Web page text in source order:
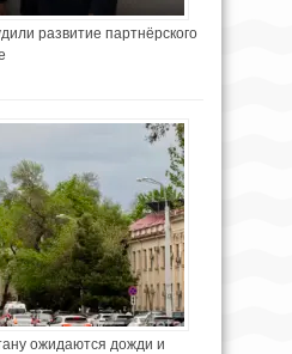
развитие партнёрского
ожидаются дожди и